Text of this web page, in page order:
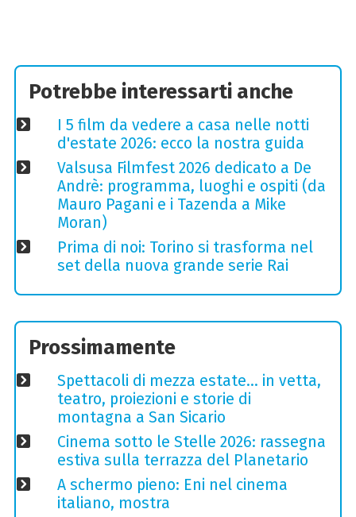
Potrebbe interessarti anche
I 5 film da vedere a casa nelle notti
d'estate 2026: ecco la nostra guida
Valsusa Filmfest 2026 dedicato a De
Andrè: programma, luoghi e ospiti (da
Mauro Pagani e i Tazenda a Mike
Moran)
Prima di noi: Torino si trasforma nel
set della nuova grande serie Rai
Prossimamente
Spettacoli di mezza estate… in vetta,
teatro, proiezioni e storie di
montagna a San Sicario
Cinema sotto le Stelle 2026: rassegna
estiva sulla terrazza del Planetario
A schermo pieno: Eni nel cinema
italiano, mostra